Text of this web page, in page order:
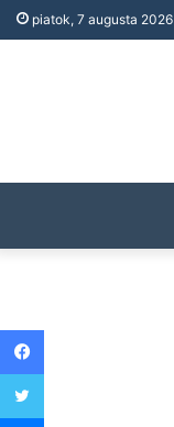
piatok, 7 augusta 2026
Facebook
Twitter
Messenger